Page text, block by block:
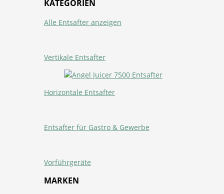
KATEGORIEN
Alle Entsafter anzeigen
Vertikale Entsafter
Horizontale Entsafter
Entsafter für Gastro & Gewerbe
Vorführgeräte
MARKEN